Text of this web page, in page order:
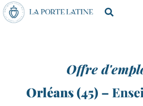
Offre
Orléans (45) –